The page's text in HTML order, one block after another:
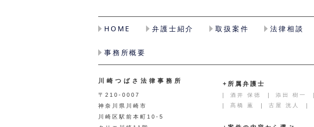
HOME 弁護士紹介 取扱案件 法律相談
事務所概要
川崎つばさ法律事務所
〒210-0007
神奈川県川崎市
川崎区駅前本町10-5
+所属弁護士
酒井 保徳 添田 樹一
髙橋 薫
古屋 洸人